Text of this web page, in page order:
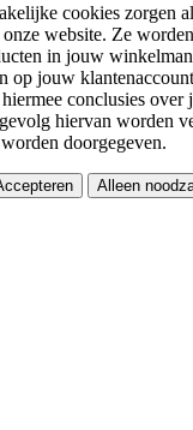
cookies zorgen
website. Ze
in jouw
op jouw
conclusies over
hiervan worden
doorgegeven.
Alleen